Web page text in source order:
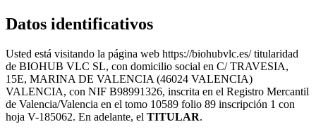
Datos identificativos
Usted está visitando la página web https://biohubvlc.es/ titularidad
de BIOHUB VLC SL, con domicilio social en C/ TRAVESIA,
15E, MARINA DE VALENCIA (46024 VALENCIA)
VALENCIA, con NIF B98991326, inscrita en el Registro Mercantil
de Valencia/Valencia en el tomo 10589 folio 89 inscripción 1 con
hoja V-185062. En adelante, el TITULAR.